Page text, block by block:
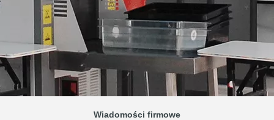
Wiadomości firmowe